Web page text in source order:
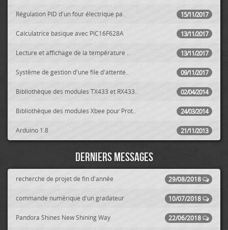
15/11/2017
Régulation PID d'un four électrique pa..
13/11/2017
Calculatrice basique avec PIC16F628A
13/11/2017
Lecture et affichage de la température ..
09/11/2017
Système de gestion d'une file d'attente..
02/04/2014
Bibliothèque des modules TX433 et RX433..
24/03/2014
Bibliothèque des modules Xbee pour Prot..
21/11/2013
Arduino 1.8
Derniers messages
29/08/2018
recherche de projet de fin d'année
10/07/2018
commande numérique d'un gradateur
22/06/2018
Pandora Shines New Shining Way